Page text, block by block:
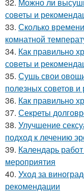
32. Можно ли
советы и
33. Сколько
комнатной
34. Как правильно
советы и
35. Сушь свои
полезных советов и
36. Как правильно
37. Секреты
38. Улучшение
подход к лечению
39. Календарь
мероприятия
40. Уход за
рекомендации